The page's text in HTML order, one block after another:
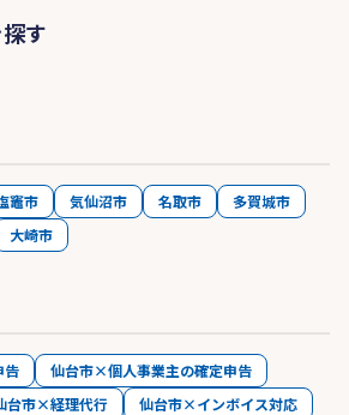
す
竈市 気仙沼市 名取市
多賀城市
大崎市
告
仙台市×個人事業主の確定申告
台市×経理代行
仙台市×インボイス対応